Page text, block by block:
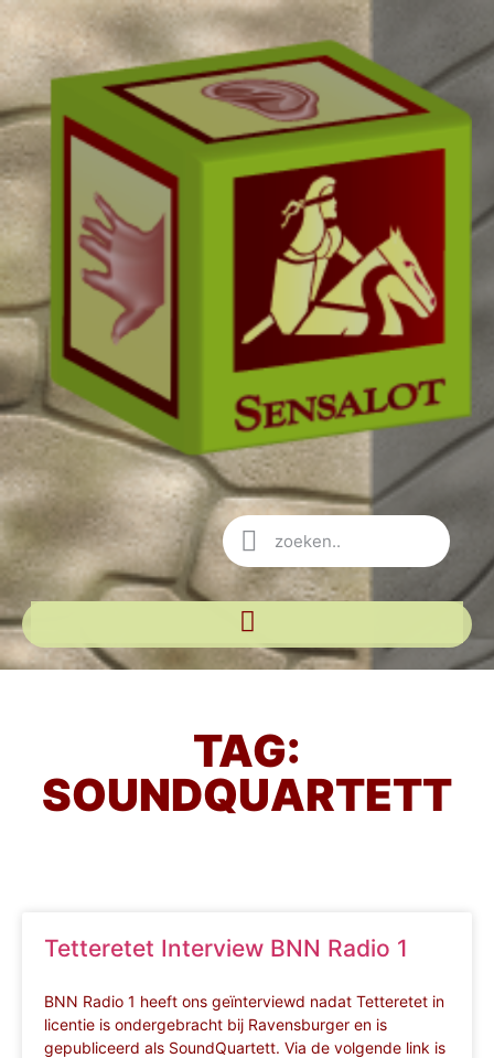
TAG:
SOUNDQUARTETT
Tetteretet Interview BNN Radio 1
BNN Radio 1 heeft ons geïnterviewd nadat Tetteretet in
licentie is ondergebracht bij Ravensburger en is
gepubliceerd als SoundQuartett. Via de volgende link is